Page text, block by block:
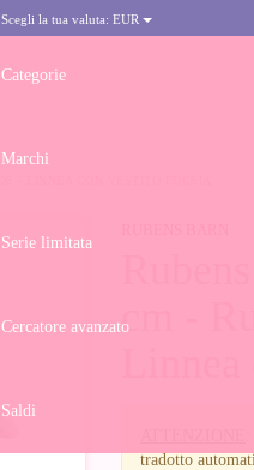
Scegli la tua valuta: EUR
Categorie
Marchi
Serie limitata
Cercatore avanzato
Saldi
cm -
tradotto